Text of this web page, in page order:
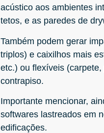
acústico aos ambientes
tetos, e as paredes de
Também podem gerar
triplos) e caixilhos mais
etc.) ou flexíveis
contrapiso.
Importante mencionar,
softwares lastreados em
edificações.